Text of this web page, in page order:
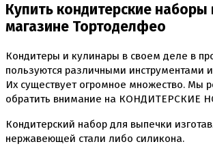
Кондитерские
Шприцы
Коврики,
Кондитерские
Ленты атласные,
Раздвижные формы
Купить кондитерские наборы
магазине Тортоделфео
Кондитеры и кулинары в своем деле в
пользуются различными инструментами
Их существует огромное множество. Мы
обратить внимание на КОНДИТЕРСКИЕ
Кондитерский набор для выпечки
нержавеющей стали либо силикона.